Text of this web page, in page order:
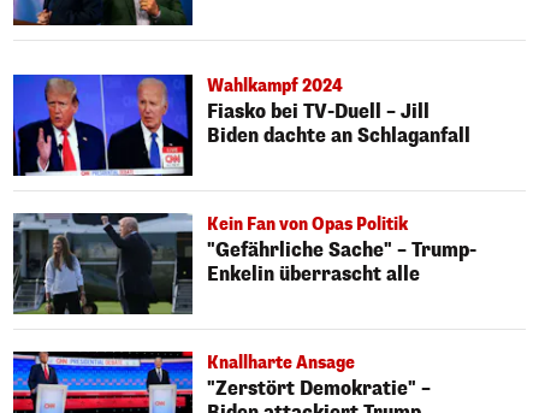
Wahlkampf 2024
Fiasko bei TV-Duell – Jill
Biden dachte an Schlaganfall
Kein Fan von Opas Politik
"Gefährliche Sache" – Trump-
Enkelin überrascht alle
Knallharte Ansage
"Zerstört Demokratie" –